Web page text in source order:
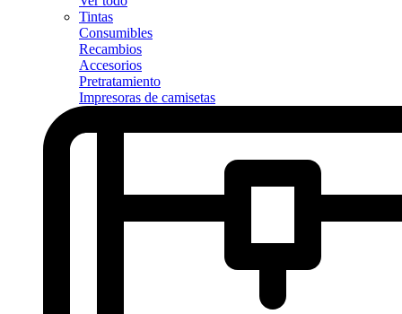
Tintas
Consumibles
Recambios
Accesorios
Pretratamiento
Impresoras de camisetas